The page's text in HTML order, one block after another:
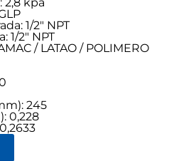
1/2" NPT
1/2" NPT
/ LATAO / POLIMERO
245
0,228